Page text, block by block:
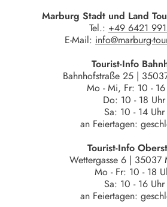
Marburg Stadt und Land
Tel.: +49 6421
E-Mail: info@marburg-
Tourist-Info
Bahnhofstraße 25 |
Mo - Mi, Fr: 10 -
Do: 10 - 18 Uhr
Sa: 10 - 14 Uhr
an Feiertagen:
Tourist-Info
Wettergasse 6 | 35037
Mo - Fr: 10 - 18
Sa: 10 - 16 Uhr
an Feiertagen: